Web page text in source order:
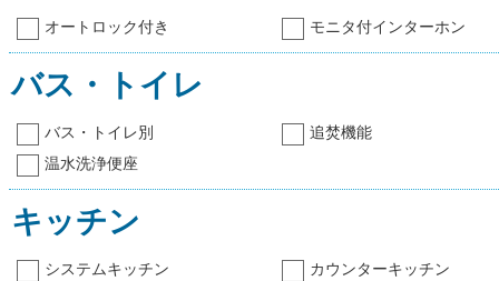
オートロック付き モニタ付インターホン
バス・トイレ
バス・トイレ別
追焚機能
温水洗浄便座
キッチン
システムキッチン
カウンターキッチン